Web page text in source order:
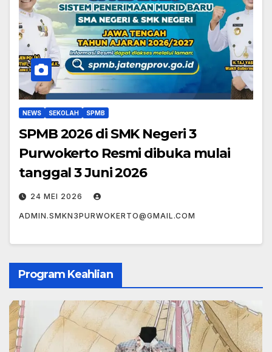
NEWS SEKOLAH SPMB
SPMB 2026 di SMK Negeri 3
Purwokerto Resmi dibuka mulai
tanggal 3 Juni 2026
24 MEI 2026
ADMIN.SMKN3PURWOKERTO@GMAIL.COM
Program Keahlian